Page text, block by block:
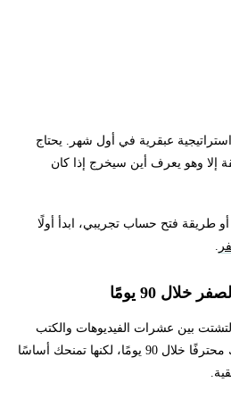
استراتيجية عبقرية في أول شهر. يحتاج
إلا وهو يعرف أين سيخرج إذا كان
طريقة فتح حساب تجريبي، ابدأ أولًا
90 يومًا
بين عشرات الفيديوهات والكتب
والقنوات. هذه الخطة لا تجعلك محترفًا خلال 90 يومًا، لكنها تمنحك أساسًا